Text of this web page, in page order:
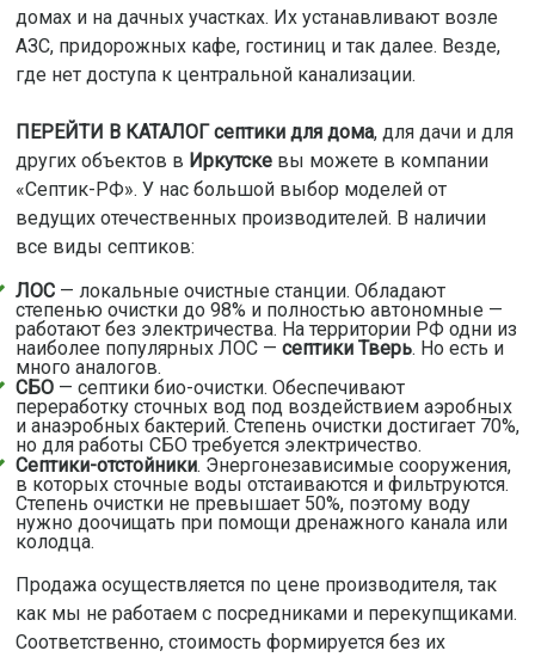
домах и на дачных участках. Их устанавливают возле
АЗС, придорожных кафе, гостиниц и так далее. Везде,
где нет доступа к центральной канализации.
ПЕРЕЙТИ В КАТАЛОГ септики для дома, для дачи и для
других объектов в Иркутскевы можете в компании
«Септик-РФ». У нас большой выбор моделей от
ведущих отечественных производителей. В наличии
все виды септиков:
ЛОС— локальные очистные станции. Обладают
степенью очистки до 98% и полностью автономные —
работают без электричества. На территории РФ одни из
наиболее популярных ЛОС — септики Тверь. Но есть и
много аналогов.
СБО— септики био-очистки. Обеспечивают
переработку сточных вод под воздействием аэробных
и анаэробных бактерий. Степень очистки достигает 70%,
но для работы СБО требуется электричество.
Септики-отстойники. Энергонезависимые сооружения,
в которых сточные воды отстаиваются и фильтруются.
Степень очистки не превышает 50%, поэтому воду
нужно доочищать при помощи дренажного канала или
колодца.
Продажа осуществляется по цене производителя, так
как мы не работаем с посредниками и перекупщиками.
Соответственно, стоимость формируется без их